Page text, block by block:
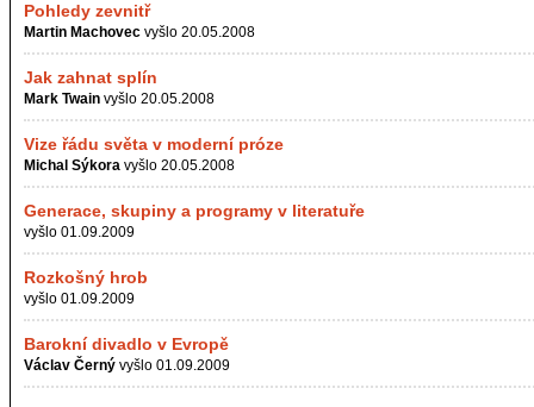
Pohledy zevnitř
Martin Machovec vyšlo 20.05.2008
Jak zahnat splín
Mark Twain vyšlo 20.05.2008
Vize řádu světa v moderní próze
Michal Sýkora vyšlo 20.05.2008
Generace, skupiny a programy v literatuře
vyšlo 01.09.2009
Rozkošný hrob
vyšlo 01.09.2009
Barokní divadlo v Evropě
Václav Černý vyšlo 01.09.2009